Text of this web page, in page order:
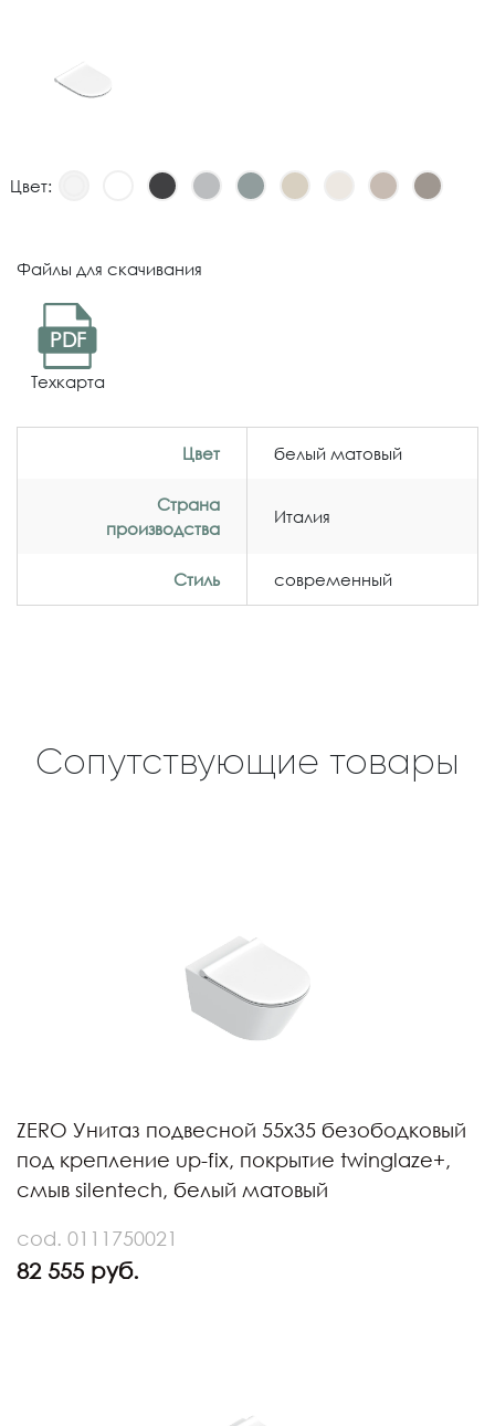
Цвет:
Файлы для скачивания
PDF
Техкарта
Цвет белый матовый
Страна
производства
Италия
Стиль современный
Сопутствующие товары
ZERO Унитаз подвесной 55х35 безободковый
под крепление up-fix, покрытие twinglaze+,
смыв silentech, белый матовый
cod. 0111750021
82 555 руб.